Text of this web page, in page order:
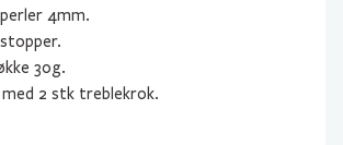
4mm.
30g.
2 stk treblekrok.